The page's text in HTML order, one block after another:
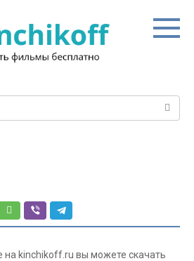
на kinchikoff.ru вы можете скачать